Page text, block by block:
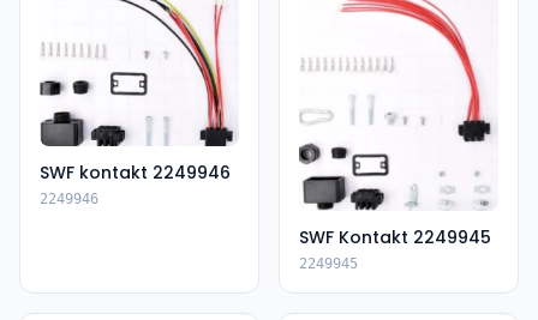
SWF kontakt 2249946
2249946
SWF Kontakt 2249945
2249945